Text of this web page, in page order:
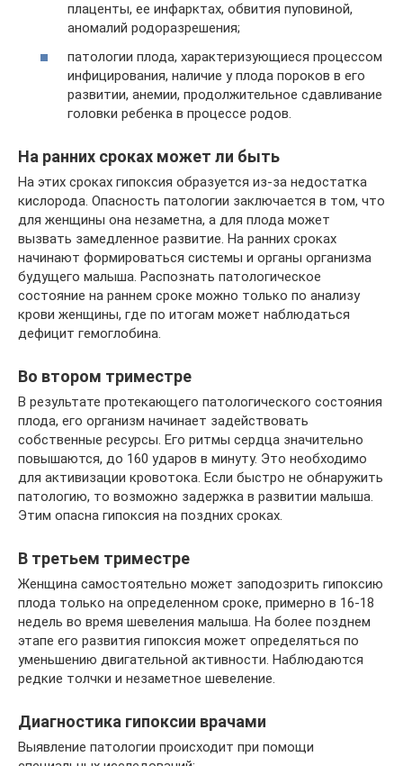
плаценты, ее инфарктах, обвития пуповиной,
аномалий родоразрешения;
патологии плода, характеризующиеся процессом
инфицирования, наличие у плода пороков в его
развитии, анемии, продолжительное сдавливание
головки ребенка в процессе родов.
На ранних сроках может ли быть
На этих сроках гипоксия образуется из-за недостатка
кислорода. Опасность патологии заключается в том, что
для женщины она незаметна, а для плода может
вызвать замедленное развитие. На ранних сроках
начинают формироваться системы и органы организма
будущего малыша. Распознать патологическое
состояние на раннем сроке можно только по анализу
крови женщины, где по итогам может наблюдаться
дефицит гемоглобина.
Во втором триместре
В результате протекающего патологического состояния
плода, его организм начинает задействовать
собственные ресурсы. Его ритмы сердца значительно
повышаются, до 160 ударов в минуту. Это необходимо
для активизации кровотока. Если быстро не обнаружить
патологию, то возможно задержка в развитии малыша.
Этим опасна гипоксия на поздних сроках.
В третьем триместре
Женщина самостоятельно может заподозрить гипоксию
плода только на определенном сроке, примерно в 16-18
недель во время шевеления малыша. На более позднем
этапе его развития гипоксия может определяться по
уменьшению двигательной активности. Наблюдаются
редкие толчки и незаметное шевеление.
Диагностика гипоксии врачами
Выявление патологии происходит при помощи